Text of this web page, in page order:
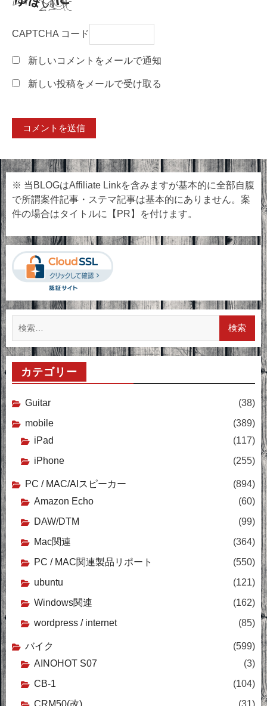
CAPTCHA コード
新しいコメントをメールで通知
新しい投稿をメールで受け取る
※ 当BLOGはAffiliate Linkを含みますが基本的に全部自腹
で所謂案件記事・ステマ記事は基本的にありません。案
件の場合はタイトルに【PR】を付けます。
検
カテゴリー
Guitar
(38)
mobile
(389)
iPad
(117)
iPhone
(255)
PC / MAC/AIスピーカー
(894)
Amazon Echo
(60)
DAW/DTM
(99)
Mac関連
(364)
PC / MAC関連製品リポート
(550)
ubuntu
(121)
Windows関連
(162)
wordpress / internet
(85)
バイク
(599)
AINOHOT S07
(3)
CB-1
(104)
CRM50(改)
(31)